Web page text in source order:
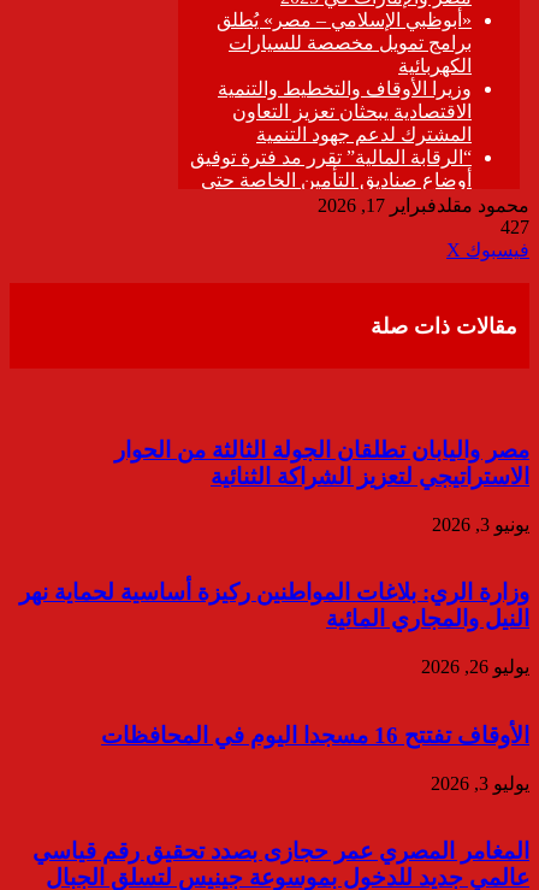
محمود مقلدفبراير 17, 2026
427
فيسبوك ‫X
مقالات ذات صلة
مصر واليابان تطلقان الجولة الثالثة من الحوار
الاستراتيجي لتعزيز الشراكة الثنائية
يونيو 3, 2026
وزارة الري: بلاغات المواطنين ركيزة أساسية لحماية نهر
النيل والمجاري المائية
يوليو 26, 2026
الأوقاف تفتتح 16 مسجدا اليوم في المحافظات
يوليو 3, 2026
المغامر المصري عمر حجازى بصدد تحقيق رقم قياسي
عالمي جديد للدخول بموسوعة جينيس لتسلق الجبال